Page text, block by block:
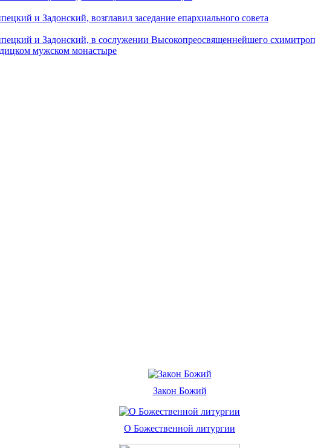
и Задонский, возглавил заседание епархиального совета
и Задонский, в сослужении Высокопреосвященнейшего
мужском монастыре
Закон Божий
О Божественной литургии